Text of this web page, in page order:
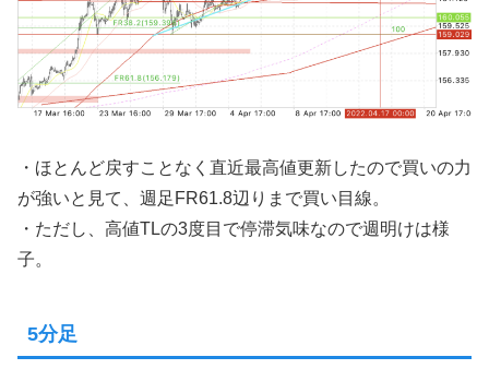
・ほとんど戻すことなく直近最高値更新したので買いの力
が強いと見て、週足FR61.8辺りまで買い目線。
・ただし、高値TLの3度目で停滞気味なので週明けは様
子。
5分足